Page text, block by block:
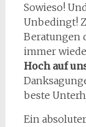
Sowieso!
Unbedingt!
Beratungen
immer
Hoch auf
beste
Ein